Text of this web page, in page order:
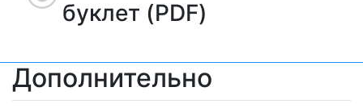
буклет (PDF)
Дополнительно